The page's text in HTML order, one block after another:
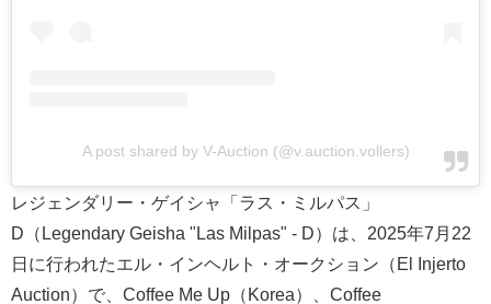
A post shared by V-Auction (@v.auction.vollers)
レジェンダリー・ゲイシャ「ラス・ミルパス」
D（Legendary Geisha "Las Milpas" - D）は、2025年7月22
日に行われたエル・インヘルト・オークション（El Injerto
Auction）で、Coffee Me Up（Korea）、Coffee